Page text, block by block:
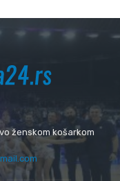
ženskom košarkom